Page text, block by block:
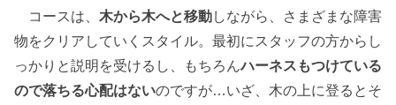
コースは、 木から木へと移動しながら、さまざまな障害
物をクリアしていくスタイル。最初にスタッフの方からし
っかりと説明を受けるし、もちろんハーネスもつけている
ので落ちる心配はないのですが…いざ、木の上に登るとそ